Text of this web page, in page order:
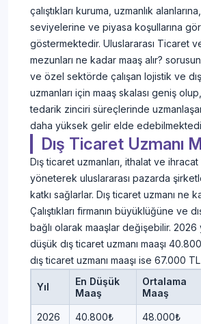
çalıştıkları kuruma, uzmanlık
seviyelerine ve piyasa koşullarına
göstermektedir. Uluslararası Ticaret
mezunları ne kadar maaş alır?
ve özel sektörde çalışan lojistik ve
uzmanları için maaş skalası geniş
tedarik zinciri süreçlerinde
daha yüksek gelir elde
Dış Ticaret Uzmanı
Dış ticaret uzmanları, ithalat ve
yöneterek uluslararası pazarda
katkı sağlarlar. Dış ticaret uzmanı ne
Çalıştıkları firmanın büyüklüğüne ve
bağlı olarak maaşlar değişebilir. 2026
düşük dış ticaret uzmanı maaşı
dış ticaret uzmanı maaşı ise 67.000
Yıl
En Düşük
Maaş
Ortalama
Maaş
2026 40.800₺ 48.000₺